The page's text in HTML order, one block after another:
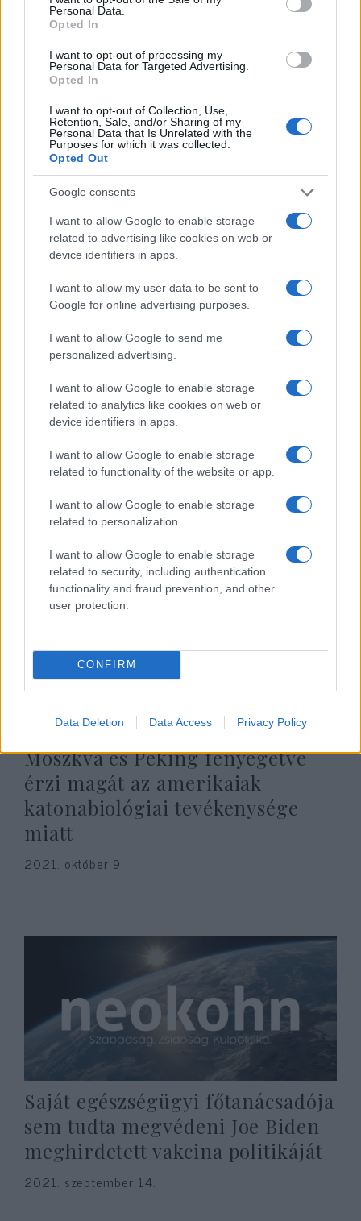
Personal Data.
Opted In
I want to opt-out of processing my
Personal Data for Targeted Advertising.
Opted In
I want to opt-out of Collection, Use,
Retention, Sale, and/or Sharing of my
Personal Data that Is Unrelated with the
Purposes for which it was collected.
Opted Out
Google consents
I want to allow Google to enable storage
related to advertising like cookies on web or
device identifiers in apps.
I want to allow my user data to be sent to
Google for online advertising purposes.
I want to allow Google to send me
personalized advertising.
I want to allow Google to enable storage
related to analytics like cookies on web or
device identifiers in apps.
I want to allow Google to enable storage
related to functionality of the website or app.
I want to allow Google to enable storage
related to personalization.
I want to allow Google to enable storage
related to security, including authentication
functionality and fraud prevention, and other
user protection.
CONFIRM
Data Deletion Data Access Privacy Policy
Izrael csalódott Biden Irán-
politikájában
2021. október 19.
Amerikai, uniós és izraeli
2021. október 12.
Moszkva és Peking fenyegetve
érzi magát az amerikaiak
katonabiológiai tevékenysége
miatt
2021. október 9.
Saját egészségügyi főtanácsadója
sem tudta megvédeni Joe Biden
meghirdetett vakcina politikáját
2021. szeptember 14.